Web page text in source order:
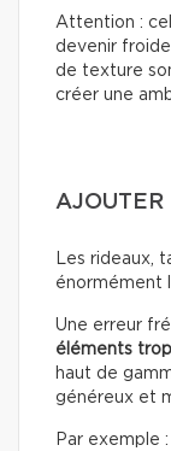
Attention :
devenir
de texture
créer une
AJOUTER
Les rideaux,
énormément
Une erreur
éléments
haut de
généreux et
Par exemple :